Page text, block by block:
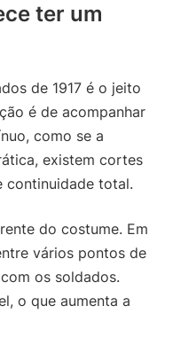
ter um
de 1917 é o jeito
é de acompanhar
como se a
existem cortes
continuidade total.
do costume. Em
vários pontos de
os soldados.
o que aumenta a